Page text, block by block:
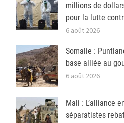
millions de
pour la lutte
6 août 2026
Somalie :
base alliée au
6 août 2026
Mali : L’alliance
séparatistes